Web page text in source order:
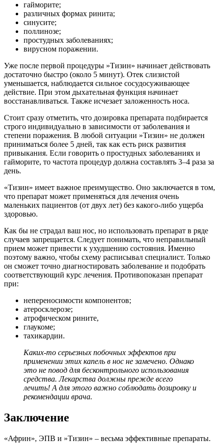
гайморите;
различных формах ринита;
синусите;
поллинозе;
простудных заболеваниях;
вирусном поражении.
Уже после первой процедуры »Тизин» начинает действовать
достаточно быстро (около 5 минут). Отек слизистой
уменьшается, наблюдается сильное сосудосуживающее
действие. При этом дыхательная функция начинает
восстанавливаться. Также исчезает заложенность носа.
Стоит сразу отметить, что дозировка препарата подбирается
строго индивидуально в зависимости от заболевания и
степени поражения. В любой ситуации »Тизин» не должен
приниматься более 5 дней, так как есть риск развития
привыкания. Если говорить о простудных заболеваниях и
гайморите, то частота процедур должна составлять 3–4 раза за
день.
«Тизин» имеет важное преимущество. Оно заключается в том,
что препарат может применяться для лечения очень
маленьких пациентов (от двух лет) без какого-либо ущерба
здоровью.
Как бы не страдал ваш нос, но использовать препарат в ряде
случаев запрещается. Следует понимать, что неправильный
прием может привести к ухудшению состояния. Именно
поэтому важно, чтобы схему расписывал специалист. Только
он сможет точно диагностировать заболевание и подобрать
соответствующий курс лечения. Противопоказан препарат
при:
непереносимости компонентов;
атеросклерозе;
атрофическом рините,
глаукоме;
тахикардии.
Каких-то серьезных побочных эффектов при
применении этих капель в нос не замечено. Однако
это не повод для бесконтрольного использования
средства. Лекарства должны прежде всего
лечить! А для этого важно соблюдать дозировку и
рекомендации врача.
Заключение
«Африн», ЭПВ и »Тизин» – весьма эффективные препараты.